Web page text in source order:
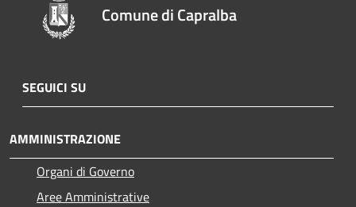
Comune di Capralba
SEGUICI SU
AMMINISTRAZIONE
Organi di Governo
Aree Amministrative